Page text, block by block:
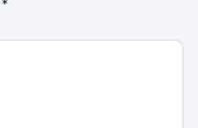
*